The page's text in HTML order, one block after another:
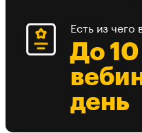
Есть из чего
До
день